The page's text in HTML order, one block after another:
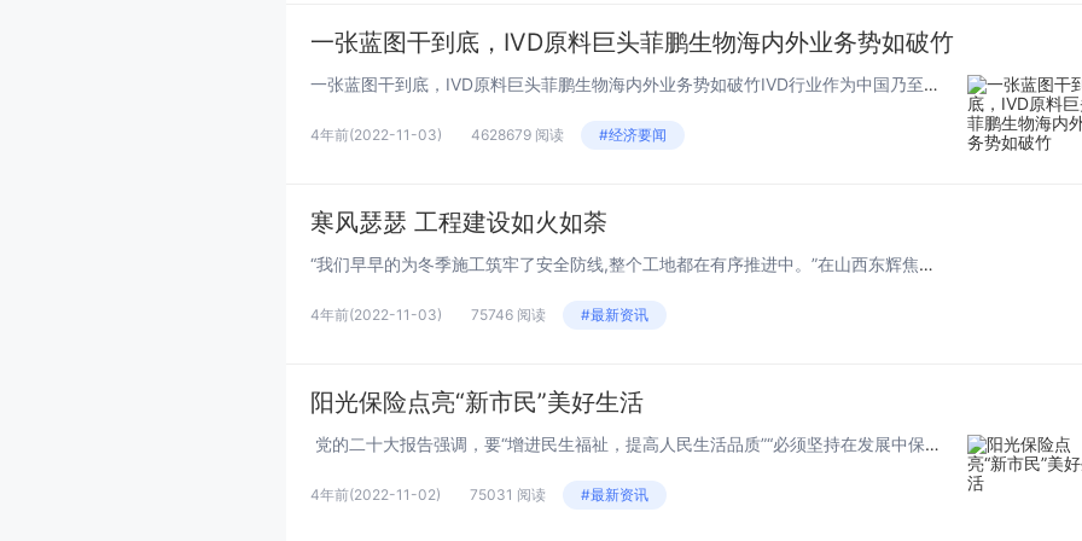
亿,女神baby骑
铃名场面更是
了超一亿的阅读
一张蓝图干到底，IVD原料巨头菲鹏生物海内外业务势如破竹
一张蓝图干到底，IVD原料巨头菲鹏生物海内外业务势如破竹IVD行业作为中国乃至全球器械领域的第一大细分，尽管中下游有加速内卷趋势，但上游对于国产玩家来说仍然是一片“处女地”。2019年，我国IVD原料市场中进口产品市场份额为88%，有机构预...
4年前(2022-11-03) 4628679 阅读 #经济要闻
寒风瑟瑟 工程建设如火如荼
“我们早早的为冬季施工筑牢了安全防线,整个工地都在有序推进中。”在山西东辉焦化项目的施工现场,施工单位中国二十二冶集团冶金公司项目经理介绍道。进入四季度以来,项目部第一时间成立了冬季施工领导小组,提前落实冬季安全教育培训工作,防作业人员人身...
4年前(2022-11-03) 75746 阅读 #最新资讯
阳光保险点亮“新市民”美好生活
党的二十大报告强调，要“增进民生福祉，提高人民生活品质”“必须坚持在发展中保障和改善民生，鼓励共同奋斗创造美好生活，不断实现人民对美好生活的向往”。随着我国工业化、城镇化和农业现代化进程的深入推进，约有3亿人口通过创业就业、子女...
4年前(2022-11-02) 75031 阅读 #最新资讯